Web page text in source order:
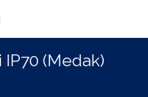
(Medak)